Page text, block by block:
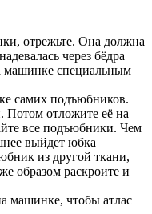
отрежьте. Она должна
через бёдра
машинке специальным
самих подъюбников.
отложите её на
все подъюбники. Чем
выйдет юбка
из другой ткани,
образом раскроите и
машинке, чтобы атлас